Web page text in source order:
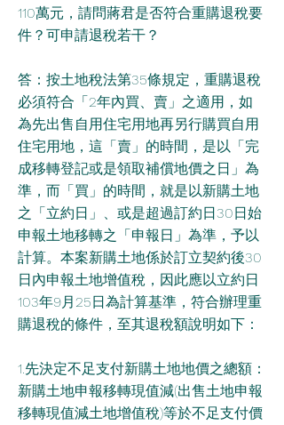
110萬元，請問蔣君是否符合重購退稅要
件？可申請退稅若干？
答：按土地稅法第35條規定，重購退稅
必須符合「2年內買、賣」之適用，如
為先出售自用住宅用地再另行購買自用
住宅用地，這「賣」的時間，是以「完
成移轉登記或是領取補償地價之日」為
準，而「買」的時間，就是以新購土地
之「立約日」、或是超過訂約日30日始
申報土地移轉之「申報日」為準，予以
計算。本案新購土地係於訂立契約後30
日內申報土地增值稅，因此應以立約日
103年9月25日為計算基準，符合辦理重
購退稅的條件，至其退稅額說明如下：
1.先決定不足支付新購土地地價之總額：
新購土地申報移轉現值減(出售土地申報
移轉現值減土地增值稅)等於不足支付價